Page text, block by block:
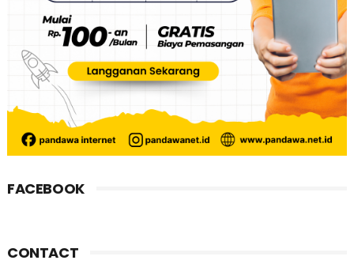
FACEBOOK
CONTACT